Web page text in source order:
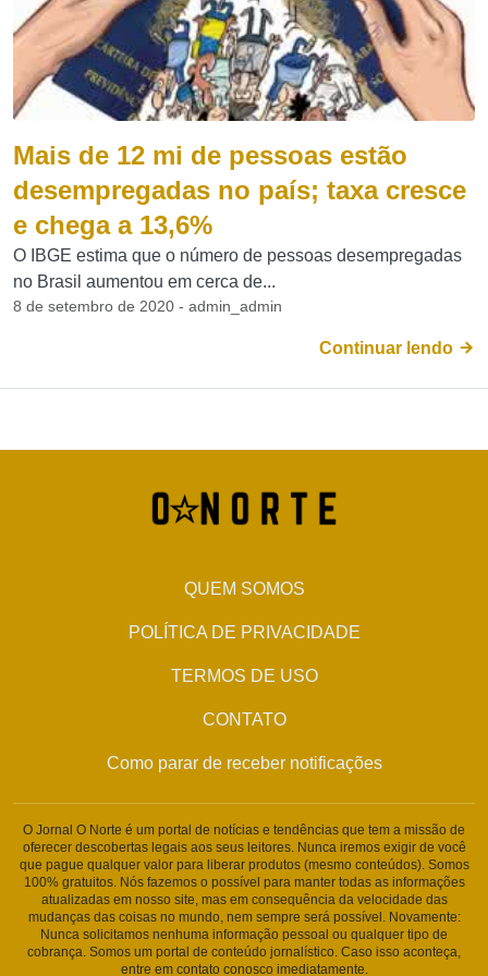
Mais de 12 mi de pessoas estão
desempregadas no país; taxa cresce
e chega a 13,6%
O IBGE estima que o número de pessoas desempregadas
no Brasil aumentou em cerca de...
8 de setembro de 2020 - admin_admin
Continuar lendo
QUEM SOMOS
POLÍTICA DE PRIVACIDADE
TERMOS DE USO
CONTATO
Como parar de receber notificações
O Jornal O Norte é um portal de notícias e tendências que tem a missão de
oferecer descobertas legais aos seus leitores. Nunca iremos exigir de você
que pague qualquer valor para liberar produtos (mesmo conteúdos). Somos
100% gratuitos. Nós fazemos o possível para manter todas as informações
atualizadas em nosso site, mas em consequência da velocidade das
mudanças das coisas no mundo, nem sempre será possível. Novamente:
Nunca solicitamos nenhuma informação pessoal ou qualquer tipo de
cobrança. Somos um portal de conteúdo jornalístico. Caso isso aconteça,
entre em contato conosco imediatamente.